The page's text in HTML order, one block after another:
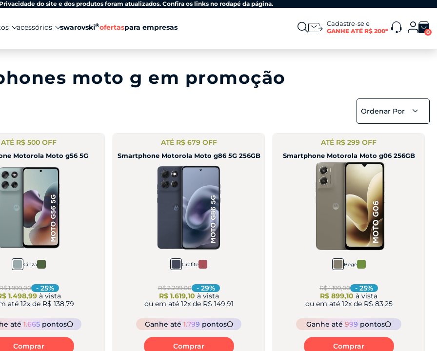
do site e dos produtos foram atualizados. Confira os links no rodapé da página.
acessórios swarovski®ofertaspara empresas Cadastre-se e
GANHE ATÉ R$ 200* 0
moto g em promoção
Ordenar Por
ATÉ R$ 500 OFF
Motorola Moto g56 5G
Cinza
1.999,00 - 25%
1.498,99à vista
até 12x de R$ 138,79
até 1.665 pontos
Comprar
ATÉ R$ 679 OFF
Smartphone Motorola Moto g86 5G 256GB
Grafite
R$ 2.299,00 - 29%
R$ 1.619,10 à vista
ou em até 12x de R$ 149,91
Ganhe até 1.799 pontos
Comprar
ATÉ R$ 299 OFF
Smartphone Motorola Moto g06 256GB
Bege
R$ 1.199,00 -25%
R$ 899,10 à vista
ou em até 12x de R$ 83,25
Ganheaté 999 pontos
Comprar